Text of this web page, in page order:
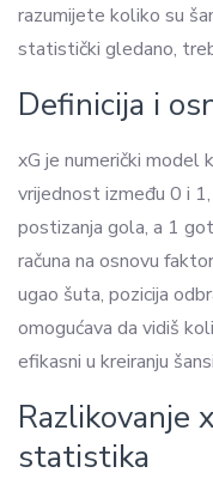
razumijete koliko su
statistički gledano,
Definicija i
xG je numerički model
vrijednost između 0 i
postizanja gola, a 1
računa na osnovu
ugao šuta, pozicija
omogućava da vidiš
efikasni u kreiranju
Razlikovanje
statistika